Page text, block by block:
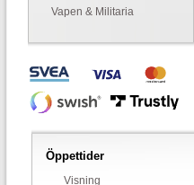
Vapen & Militaria
Öppettider
Visning